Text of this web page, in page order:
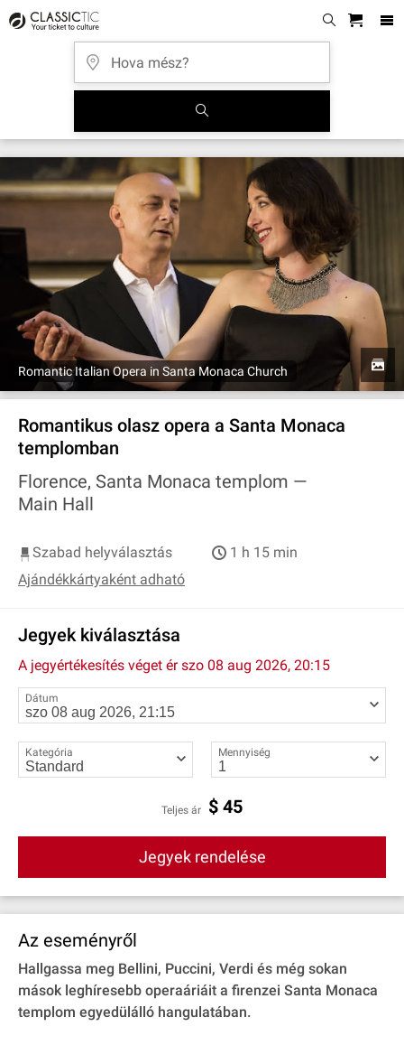
Romantic Italian Opera in Santa Monaca Church
Romantikus olasz opera a Santa Monaca
templomban
Florence, Santa Monaca templom —
Main Hall
Szabad helyválasztás
1 h 15 min
Ajándékkártyaként adható
Jegyek kiválasztása
A jegyértékesítés véget érszo 08 aug 2026, 20:15
Dátum
Kategória Mennyiség
Teljes ár $ 45
Jegyek rendelése
Az eseményről
Hallgassa meg Bellini, Puccini, Verdi és még sokan
mások leghíresebb operaáriáit a firenzei Santa Monaca
templom egyedülálló hangulatában.